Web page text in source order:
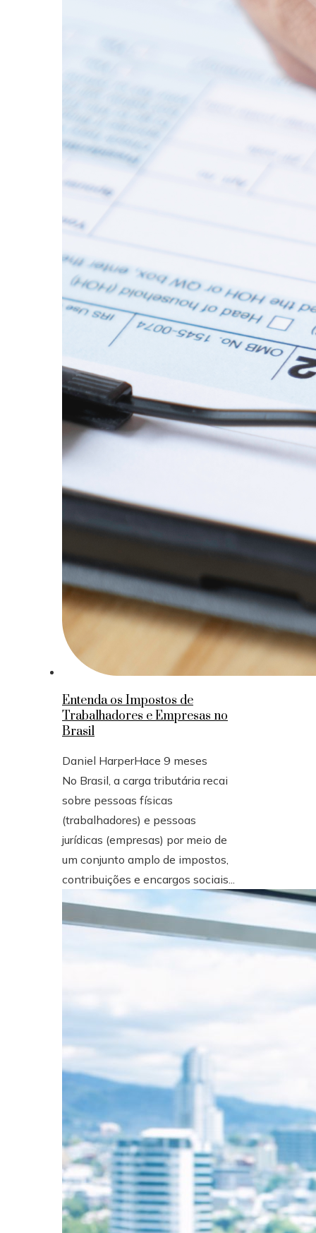
Entenda os Impostos de
Trabalhadores e Empresas no
Brasil
Daniel HarperHace 9 meses
No Brasil, a carga tributária recai
sobre pessoas físicas
(trabalhadores) e pessoas
jurídicas (empresas) por meio de
um conjunto amplo de impostos,
contribuições e encargos sociais...